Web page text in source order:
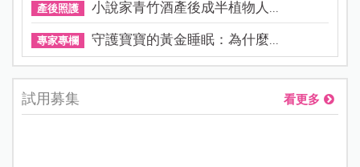
產後照護 小說家青竹酒產後成半植物人...
專家專欄 守護寶寶的黃金睡眠：為什麼...
試用募集 看更多